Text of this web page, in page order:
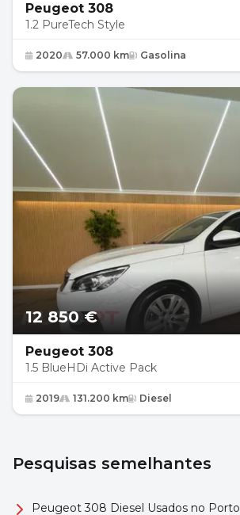
Peugeot 308
1.2 PureTech Style
2020 57.000 km Gasolina
12 850 €
Peugeot 308
1.5 BlueHDi Active Pack
2019 131.200 km Diesel
Pesquisas semelhantes
Peugeot 308 Diesel Usados no Porto